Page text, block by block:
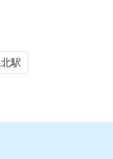
駅